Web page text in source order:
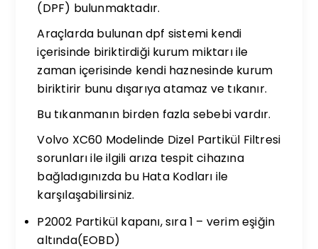
(DPF) bulunmaktadır.
Araçlarda bulunan dpf sistemi kendi
içerisinde biriktirdiği kurum miktarı ile
zaman içerisinde kendi haznesinde kurum
biriktirir bunu dışarıya atamaz ve tıkanır.
Bu tıkanmanın birden fazla sebebi vardır.
Volvo XC60 Modelinde Dizel Partikül Filtresi
sorunları ile ilgili arıza tespit cihazına
bağladıgınızda bu Hata Kodları ile
karşılaşabilirsiniz.
P2002 Partikül kapanı, sıra 1 – verim eşiğin
altında(EOBD)